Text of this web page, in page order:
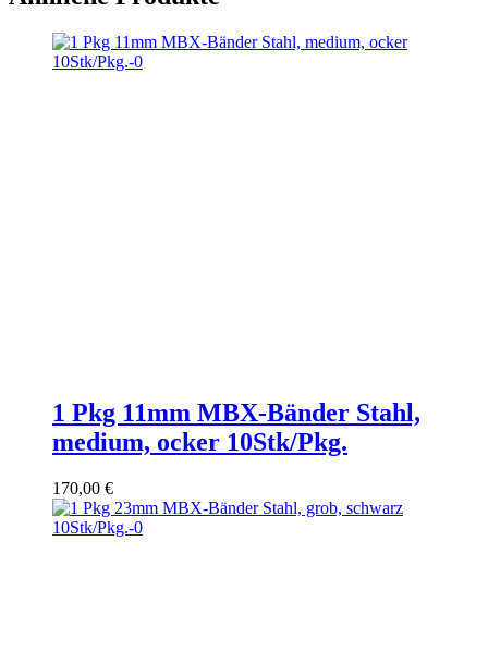
1 Pkg 11mm MBX-Bänder Stahl,
medium, ocker 10Stk/Pkg.
170,00 €